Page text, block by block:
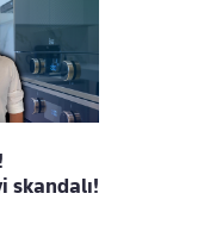
skandalı!